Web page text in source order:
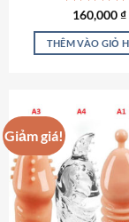
phẩm
Được xếp
hạng4.73
5 sao
160,000₫
THÊM VÀO GIỎ
Giảm giá!